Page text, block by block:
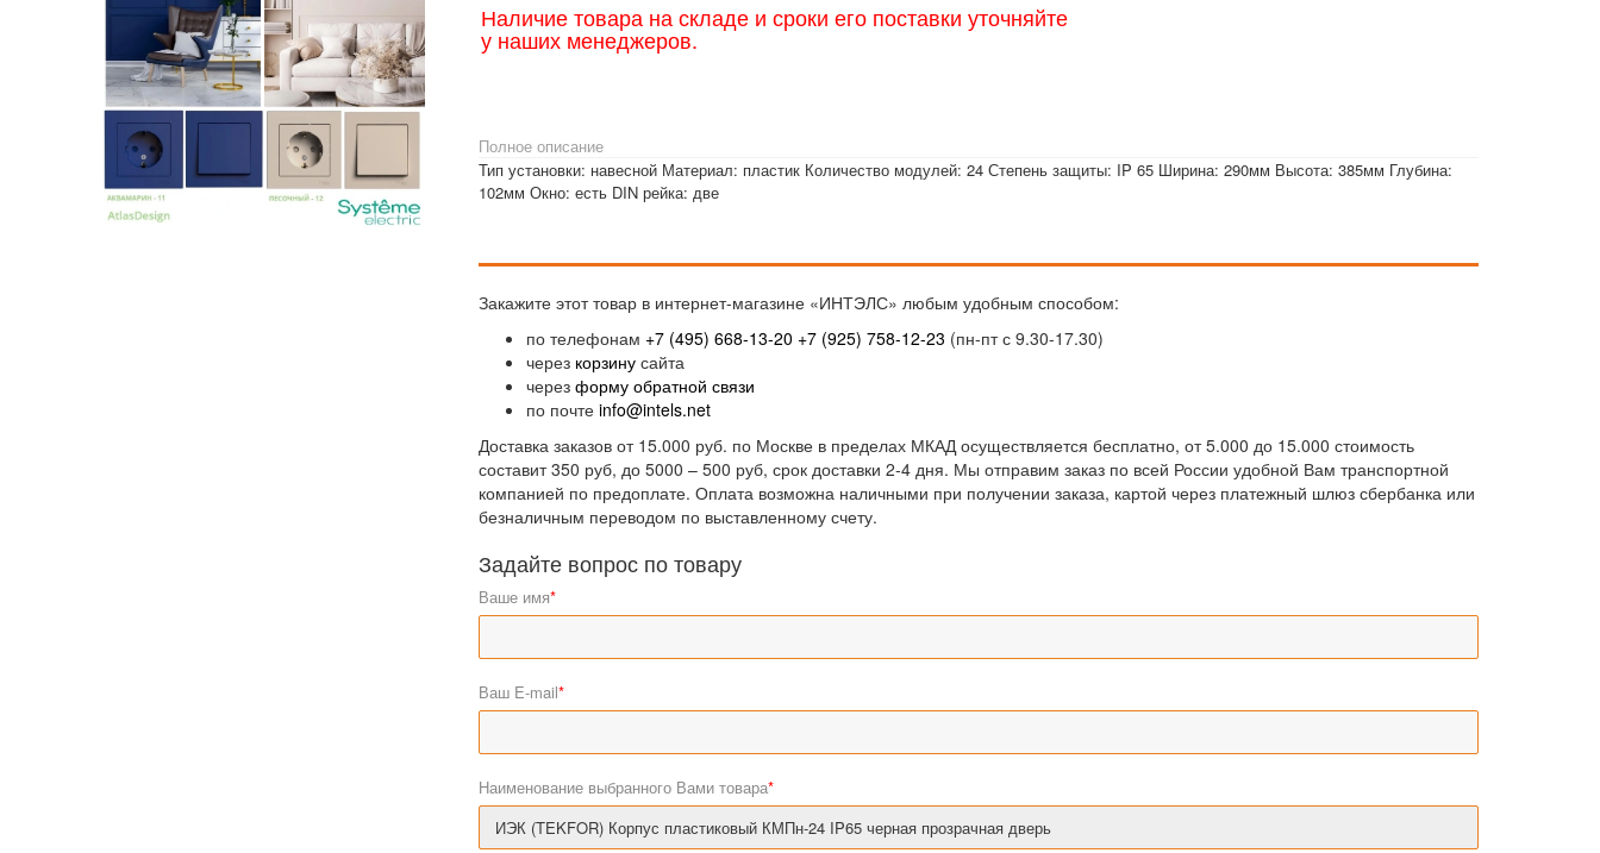
Наличие товара на складе и сроки его поставки уточняйте
у наших менеджеров.
Полное описание
Тип установки: навесной Материал: пластик Количество модулей: 24 Степень защиты: IP 65 Ширина: 290мм Высота: 385мм Глубина:
102мм Окно: есть DIN рейка: две
Закажите этот товар в интернет-магазине «ИНТЭЛС» любым удобным способом:
по телефонам +7 (495) 668-13-20 +7 (925) 758-12-23 (пн-пт с 9.30-17.30)
через корзину сайта
через форму обратной связи
по почте info@intels.net
Доставка заказов от 15.000 руб. по Москве в пределах МКАД осуществляется бесплатно, от 5.000 до 15.000 стоимость
составит 350 руб, до 5000 – 500 руб, срок доставки 2-4 дня. Мы отправим заказ по всей России удобной Вам транспортной
компанией по предоплате. Оплата возможна наличными при получении заказа, картой через платежный шлюз сбербанка или
безналичным переводом по выставленному счету.
Задайте вопрос по товару
Ваше имя*
Ваш E-mail*
Наименование выбранного Вами товара*